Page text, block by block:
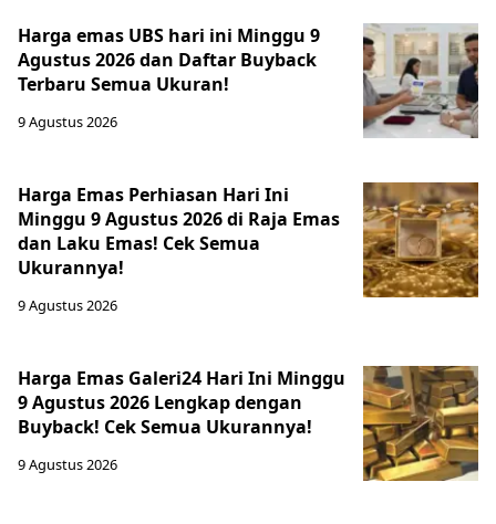
Harga emas UBS hari ini Minggu 9
Agustus 2026 dan Daftar Buyback
Terbaru Semua Ukuran!
9 Agustus 2026
Harga Emas Perhiasan Hari Ini
Minggu 9 Agustus 2026 di Raja Emas
dan Laku Emas! Cek Semua
Ukurannya!
9 Agustus 2026
Harga Emas Galeri24 Hari Ini Minggu
9 Agustus 2026 Lengkap dengan
Buyback! Cek Semua Ukurannya!
9 Agustus 2026